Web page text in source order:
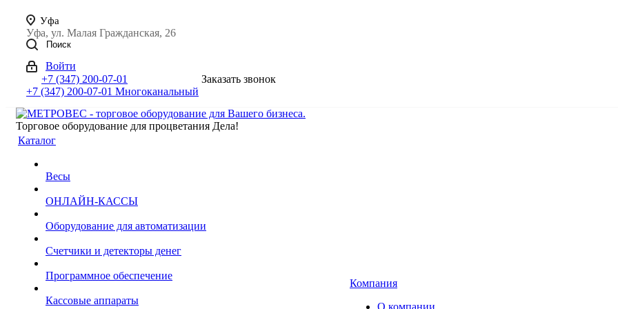
Уфа
Уфа, ул. Малая Гражданская, 26
Поиск
Войти
+7 (347) 200-07-01
+7 (347) 200-07-01 Многоканальный
Заказать звонок
Торговое оборудование для процветания Дела!
Каталог
Весы
ОНЛАЙН-КАССЫ
Оборудование для автоматизации
Счетчики и детекторы денег
Программное обеспечение
Кассовые аппараты
Компания
О компании